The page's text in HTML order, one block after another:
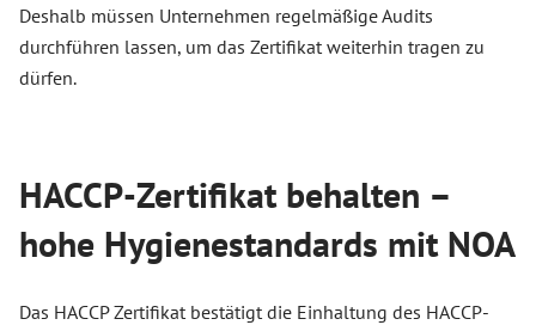
Deshalb müssen Unternehmen regelmäßige Audits
durchführen lassen, um das Zertifikat weiterhin tragen zu
dürfen.
HACCP-Zertifikat behalten –
hohe Hygienestandards mit NOA
Das HACCP Zertifikat bestätigt die Einhaltung des HACCP-